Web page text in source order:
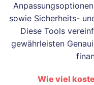
sowie Sicherheits-
Diese Tools
gewährleisten
Wie viel